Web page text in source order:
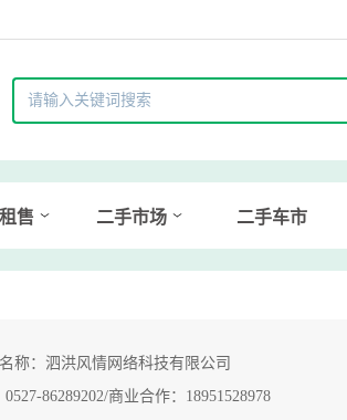
售 二手市场 二手车市
称：泗洪风情网络科技有限公司
86289202/商业合作：18951528978